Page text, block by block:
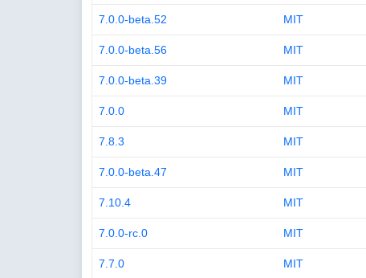
7.0.0-beta.52 MIT
7.0.0-beta.56 MIT
7.0.0-beta.39 MIT
7.0.0 MIT
7.8.3 MIT
7.0.0-beta.47 MIT
7.10.4 MIT
7.0.0-rc.0 MIT
7.7.0 MIT